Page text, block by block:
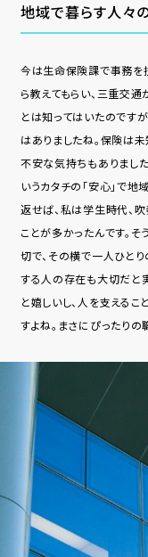
地域で暮らす⼈々
今は⽣命保険課で事務を
ら教えてもらい、三重交
とは知ってはいたのです
はありましたね。保険は
不安な気持ちもありまし
いうカタチの「安⼼」で
返せば、私は学⽣時代、
ことが多かったんです。そ
切で、その横で⼀⼈ひと
する⼈の存在も大切だと
と嬉しいし、⼈を⽀える
すよね。まさにぴったりの